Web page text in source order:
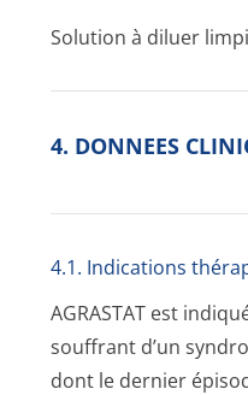
Solution à diluer
4. DONNEES
4.1. Indications
AGRASTAT est
souffrant d’un
dont le dernier